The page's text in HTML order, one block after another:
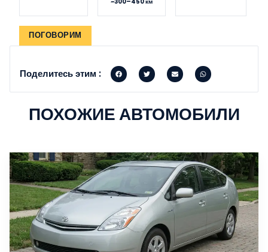
ПОГОВОРИМ
Поделитесь этим :
ПОХОЖИЕ АВТОМОБИЛИ